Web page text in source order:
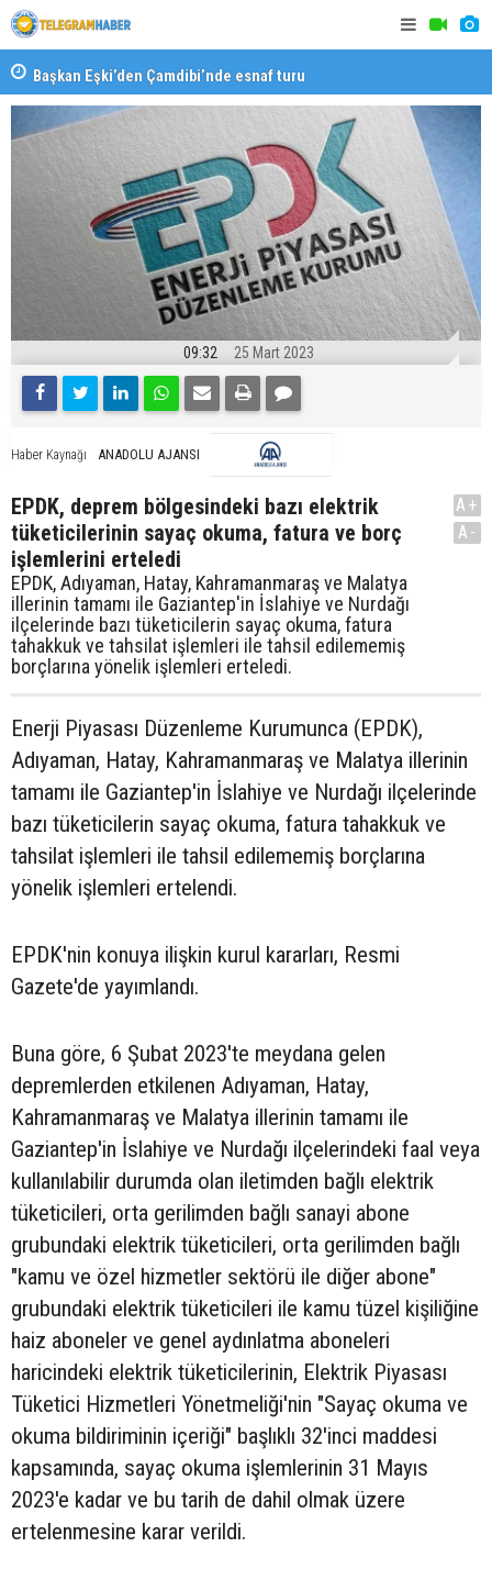
Başkan Eşki’den Çamdibi’nde esnaf turu
09:32 25 Mart 2023
Haber Kaynağı ANADOLU AJANSI
EPDK, deprem bölgesindeki bazı elektrik
tüketicilerinin sayaç okuma, fatura ve borç
işlemlerini erteledi
EPDK, Adıyaman, Hatay, Kahramanmaraş ve Malatya
illerinin tamamı ile Gaziantep'in İslahiye ve Nurdağı
ilçelerinde bazı tüketicilerin sayaç okuma, fatura
tahakkuk ve tahsilat işlemleri ile tahsil edilememiş
borçlarına yönelik işlemleri erteledi.
A+
A-
Enerji Piyasası Düzenleme Kurumunca (EPDK),
Adıyaman, Hatay, Kahramanmaraş ve Malatya illerinin
tamamı ile Gaziantep'in İslahiye ve Nurdağı ilçelerinde
bazı tüketicilerin sayaç okuma, fatura tahakkuk ve
tahsilat işlemleri ile tahsil edilememiş borçlarına
yönelik işlemleri ertelendi.
EPDK'nin konuya ilişkin kurul kararları, Resmi
Gazete'de yayımlandı.
Buna göre, 6 Şubat 2023'te meydana gelen
depremlerden etkilenen Adıyaman, Hatay,
Kahramanmaraş ve Malatya illerinin tamamı ile
Gaziantep'in İslahiye ve Nurdağı ilçelerindeki faal veya
kullanılabilir durumda olan iletimden bağlı elektrik
tüketicileri, orta gerilimden bağlı sanayi abone
grubundaki elektrik tüketicileri, orta gerilimden bağlı
"kamu ve özel hizmetler sektörü ile diğer abone"
grubundaki elektrik tüketicileri ile kamu tüzel kişiliğine
haiz aboneler ve genel aydınlatma aboneleri
haricindeki elektrik tüketicilerinin, Elektrik Piyasası
Tüketici Hizmetleri Yönetmeliği'nin "Sayaç okuma ve
okuma bildiriminin içeriği" başlıklı 32'inci maddesi
kapsamında, sayaç okuma işlemlerinin 31 Mayıs
2023'e kadar ve bu tarih de dahil olmak üzere
ertelenmesine karar verildi.